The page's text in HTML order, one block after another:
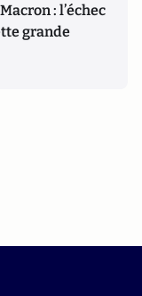
: l’échec
grande